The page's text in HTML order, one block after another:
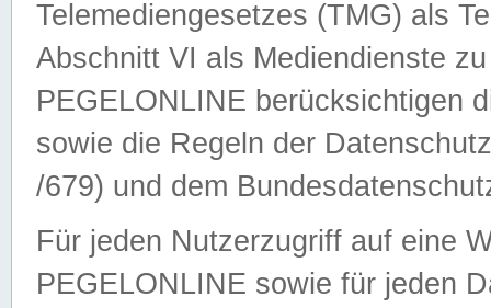
Telemediengesetzes (TMG) als
Abschnitt VI als Mediendienste
PEGELONLINE berücksichtigen
sowie die Regeln der
/679) und dem
Für jeden Nutzerzugriff auf eine
PEGELONLINE sowie für jeden